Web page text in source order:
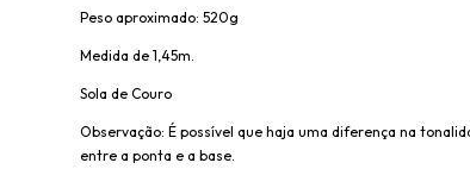
Peso aproximado: 520g
Medida de 1,45m.
Sola de Couro
Observação: É possível que haja uma diferença na
entre a ponta e a base.